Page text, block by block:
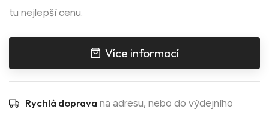
tu nejlepší cenu.
Více informací
Rychlá doprava na adresu, nebo do výdejního